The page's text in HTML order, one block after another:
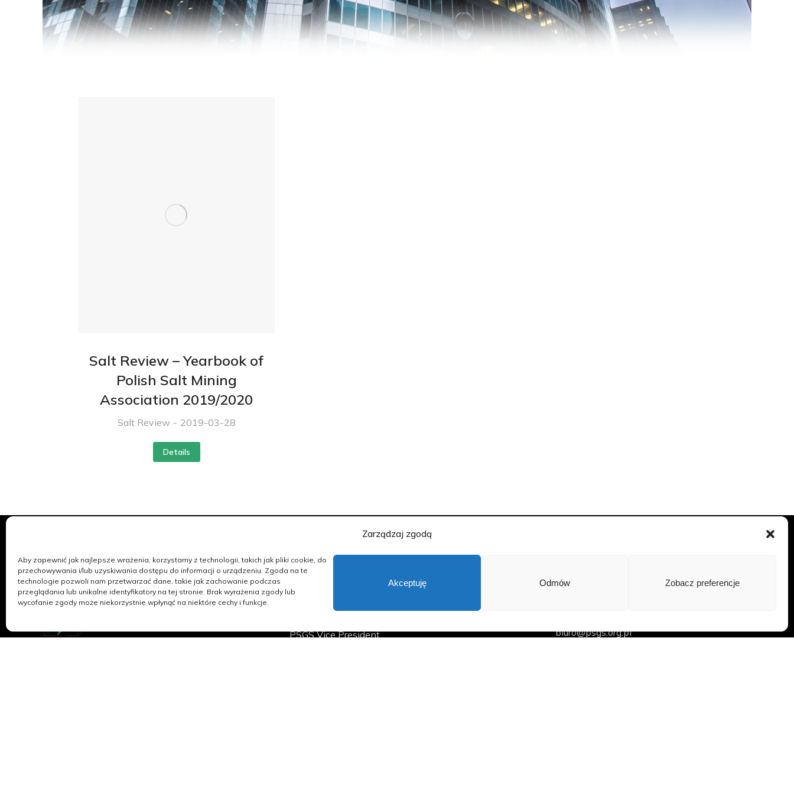
Zarządzaj zgodą
Aby zapewnić jak najlepsze wrażenia, korzystamy z technologii, takich jak pliki cookie, do
przechowywania i/lub uzyskiwania dostępu do informacji o urządzeniu. Zgoda na te
technologie pozwoli nam przetwarzać dane, takie jak zachowanie podczas
przeglądania lub unikalne identyfikatory na tej stronie. Brak wyrażenia zgody lub
wycofanie zgody może niekorzystnie wpłynąć na niektóre cechy i funkcje.
Akceptuję Odmów Zobacz preferencje
Salt Review – Yearbook of
Polish Salt Mining
Association 2019/2020
Salt Review 2019-03-28
Details
PSGS President
dr hab. inż. Wacław Andrusikiewicz
PSGS Vice President
biuro@psgs.org.pl